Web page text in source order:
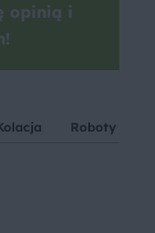
opinią i
Roboty